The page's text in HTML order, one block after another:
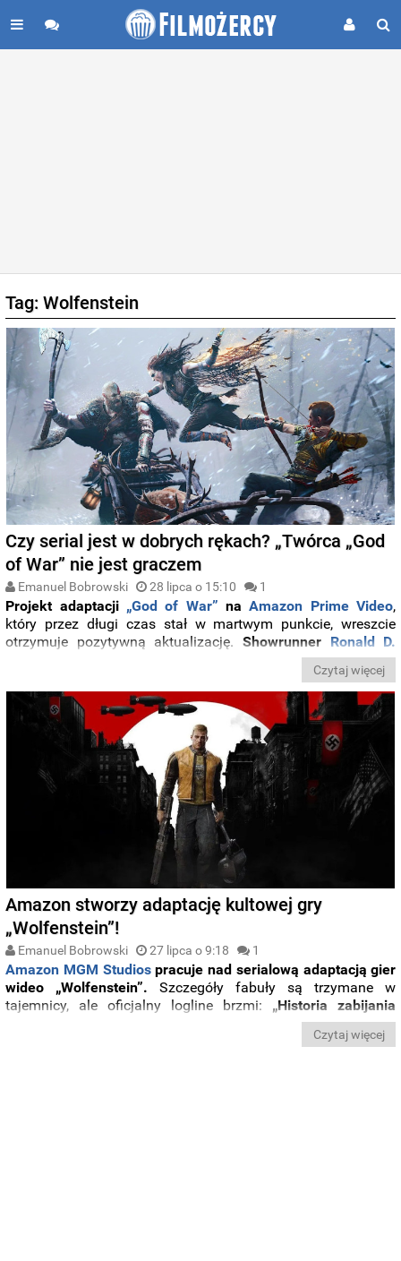
Tag: Wolfenstein
Czy serial jest w dobrych rękach? „Twórca „God
of War” nie jest graczem
Emanuel Bobrowski 28 lipca o 15:10 1
Projekt adaptacji „God of War” naAmazon Prime Video,
który przez długi czas stał w martwym punkcie, wreszcie
otrzymuje pozytywną aktualizację.Showrunner Ronald D.
ujawnia, że serial będzie wierny tonowi gier,
adaptując dwie ostatnie części serii. Historia ojca i syna –
Kratosa i Atreusa – zostanie przeniesiona na ekran z
zachowaniem emocjonalnej głębi, która zachwyciła graczy
w ostatnich odsłonach serii.
Czytaj więcej
Amazon stworzy adaptację kultowej gry
„Wolfenstein”!
Emanuel Bobrowski 27 lipca o 9:18 1
Amazon MGM Studiospracuje nad serialową adaptacją gier
wideo „Wolfenstein”. Szczegóły fabuły są trzymane w
tajemnicy, ale oficjalny logline brzmi: „Historia zabijania
. Za stworzenie scenariusza,
produkcję wykonawczą oraz rolę showrunnera odpowiada
Czytaj więcej